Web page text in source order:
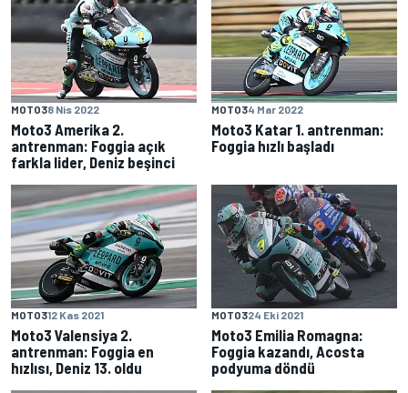
MOTO38 Nis 2022
Moto3 Amerika 2.
antrenman: Foggia açık
farkla lider, Deniz beşinci
MOTO34 Mar 2022
Moto3 Katar 1. antrenman:
Foggia hızlı başladı
MOTO312 Kas 2021
Moto3 Valensiya 2.
antrenman: Foggia en
hızlısı, Deniz 13. oldu
MOTO324 Eki 2021
Moto3 Emilia Romagna:
Foggia kazandı, Acosta
podyuma döndü